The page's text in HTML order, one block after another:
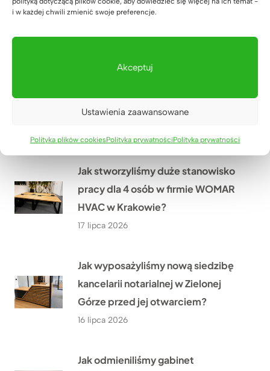
i w każdej chwili zmienić swoje preferencje.
Akceptuj
Ustawienia zaawansowane
Polityka plików cookiesPolityka prywatnościPolityka prywatności
Pana Wojciecha z Biłgoraja
19 lipca 2026
Jak dopasowaliśmy biurko
Grzegorza niedaleko Rzeszowa?
Jak stworzyliśmy duże stanowisko
pracy dla 4 osób w firmie WOMAR
HVAC w Krakowie?
17 lipca 2026
Jak wyposażyliśmy nową siedzibę
kancelarii notarialnej w Zielonej
Górze przed jej otwarciem?
16 lipca 2026
Jak odmieniliśmy gabinet